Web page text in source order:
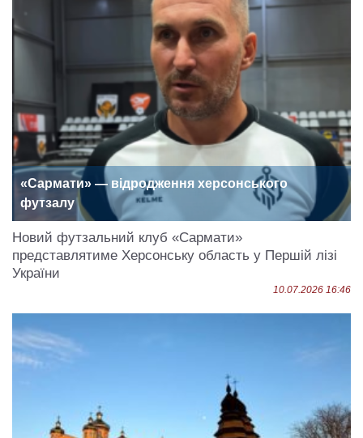
«Сармати» — відродження херсонського
футзалу
Новий футзальний клуб «Сармати»
представлятиме Херсонську область у Першій лізі
України
10.07.2026 16:46